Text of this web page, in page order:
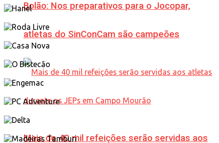
Bolão: Nos preparativos para o Jocopar,
atletas do SinConCam são campeões
Mais de 40 mil refeições serão servidas aos